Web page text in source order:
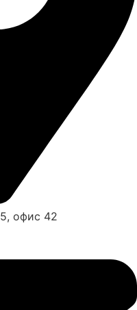
офис 42